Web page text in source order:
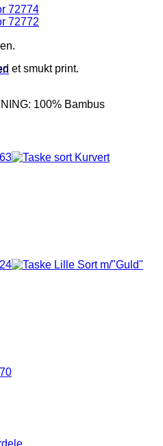
et smukt print.
100% Bambus